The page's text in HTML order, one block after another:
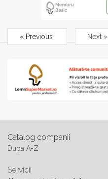
« Previous Next »
Catalog companii
Dupa A-Z
Servicii